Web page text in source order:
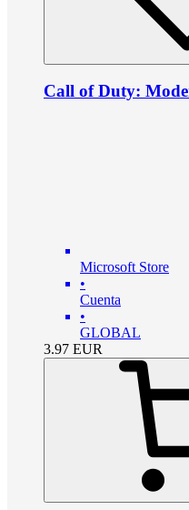
Call of Duty:
Microsoft Store
•
Cuenta
•
GLOBAL
3.97 EUR